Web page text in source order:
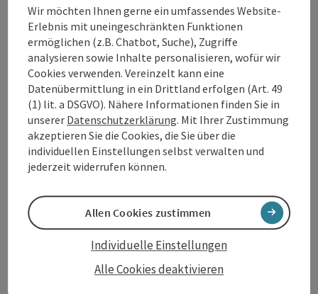
Kontakt
Öffnungszeiten
Anreise/Lage
Eignung
Beitrag merken Beitrag drucken
Wir möchten Ihnen gerne ein umfassendes Website-
Erlebnis mit uneingeschränkten Funktionen
ermöglichen (z.B. Chatbot, Suche), Zugriffe
analysieren sowie Inhalte personalisieren, wofür wir
Cookies verwenden. Vereinzelt kann eine
Datenübermittlung in ein Drittland erfolgen (Art. 49
(1) lit. a DSGVO). Nähere Informationen finden Sie in
unserer Datenschutzerklärung. Mit Ihrer Zustimmung
akzeptieren Sie die Cookies, die Sie über die
individuellen Einstellungen selbst verwalten und
jederzeit widerrufen können.
Alle Cookies deaktivieren
Individuelle Einstellungen
Allen Cookies zustimmen